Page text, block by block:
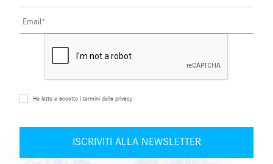
Ho letto e accetto i termini della privacy